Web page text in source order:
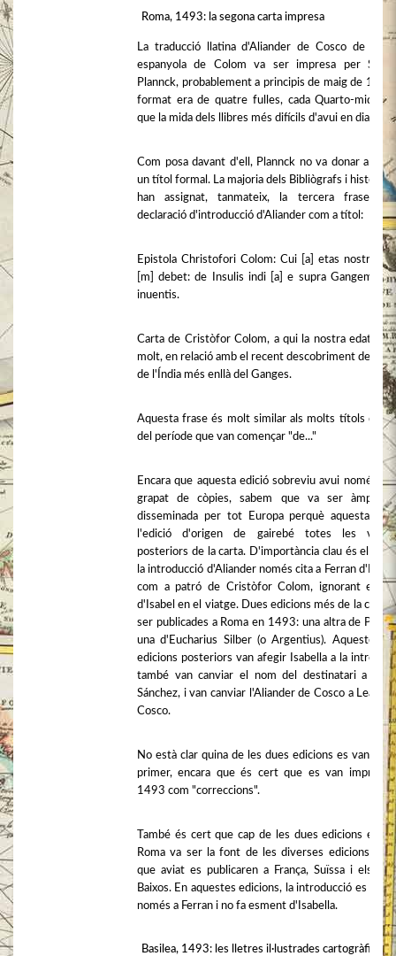
Roma, 1493: la segona carta impresa
La traducció llatina d'Aliander de Cosco de la
espanyola de Colom va ser impresa per
Plannck, probablement a principis de maig de
format era de quatre fulles, cada Quarto-mida
que la mida dels llibres més difícils d'avui en dia).
Com posa davant d'ell, Plannck no va donar a la
un títol formal. La majoria dels Bibliògrafs i
han assignat, tanmateix, la tercera frase
declaració d'introducció d'Aliander com a títol:
Epistola Christofori Colom: Cui [a] etas nostra
[m] debet: de Insulis indi [a] e supra Gangem
inuentis.
Carta de Cristòfor Colom, a qui la nostra edat es
molt, en relació amb el recent descobriment de les
de l'Índia més enllà del Ganges.
Aquesta frase és molt similar als molts títols de
del període que van començar "de..."
Encara que aquesta edició sobreviu avui només en
grapat de còpies, sabem que va ser
disseminada per tot Europa perquè aquesta va
l'edició d'origen de gairebé totes les
posteriors de la carta. D'importància clau és el fet
la introducció d'Aliander només cita a Ferran
com a patró de Cristòfor Colom, ignorant el
d'Isabel en el viatge. Dues edicions més de la carta
ser publicades a Roma en 1493: una altra de
una d'Eucharius Silber (o Argentius). Aquestes
edicions posteriors van afegir Isabella a la
també van canviar el nom del destinatari a
Sánchez, i van canviar l'Aliander de Cosco a
Cosco.
No està clar quina de les dues edicions es van
primer, encara que és cert que es van imprimir
1493 com "correccions".
També és cert que cap de les dues edicions extra
Roma va ser la font de les diverses edicions
que aviat es publicaren a França, Suïssa i els
Baixos. En aquestes edicions, la introducció es
només a Ferran i no fa esment d'Isabella.
Basilea, 1493: les lletres il·lustrades